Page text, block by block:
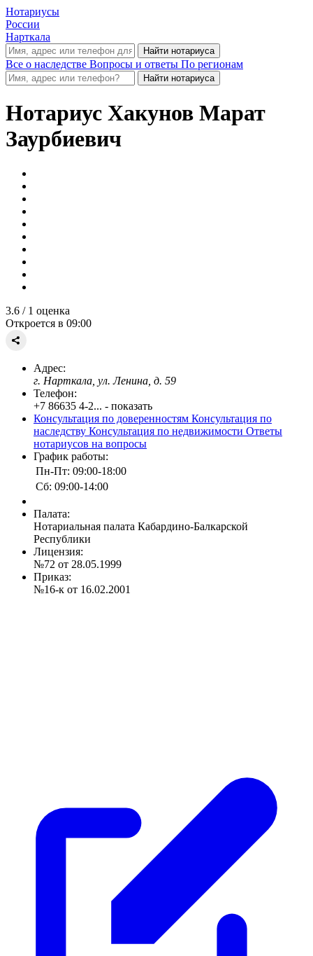
Нотариусы
России
Нарткала
Все о наследстве Вопросы и ответы По регионам
Нотариус Хакунов Марат
Заурбиевич
3.6 / 1 оценка
Откроется в 09:00
Адрес:
г. Нарткала, ул. Ленина, д. 59
Телефон:
+7 86635 4-2... - показать
Консультация по доверенностям Консультация по
наследству Консультация по недвижимости Ответы
нотариусов на вопросы
График работы:
Пн-Пт: 09:00-18:00
Сб: 09:00-14:00
Палата:
Нотариальная палата Кабардино-Балкарской
Республики
Лицензия:
№72 от 28.05.1999
Приказ:
№16-к от 16.02.2001